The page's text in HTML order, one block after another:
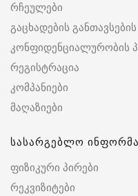
რჩეულები
გაცხადების
კონფიდენციალურობის
რეგისტრაცია
კომპანიები
მაღაზიები
სასარგებლო
ფიზიკური პირები
რეკვიზიტები